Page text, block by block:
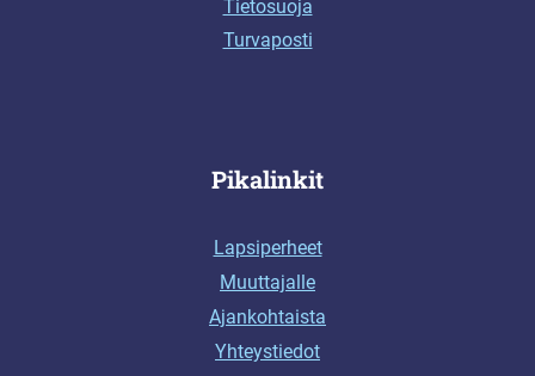
Tietosuoja
Turvaposti
Pikalinkit
Lapsiperheet
Muuttajalle
Ajankohtaista
Yhteystiedot